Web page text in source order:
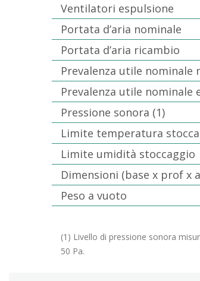
Ventilatori espulsione
Portata d’aria nominale
Portata d’aria ricambio
Prevalenza utile nominale
Prevalenza utile nominale
Pressione sonora (1)
Limite temperatura
Limite umidità stoccaggio
Dimensioni (base x prof x
Peso a vuoto
(1) Livello di pressione sonora
50 Pa.